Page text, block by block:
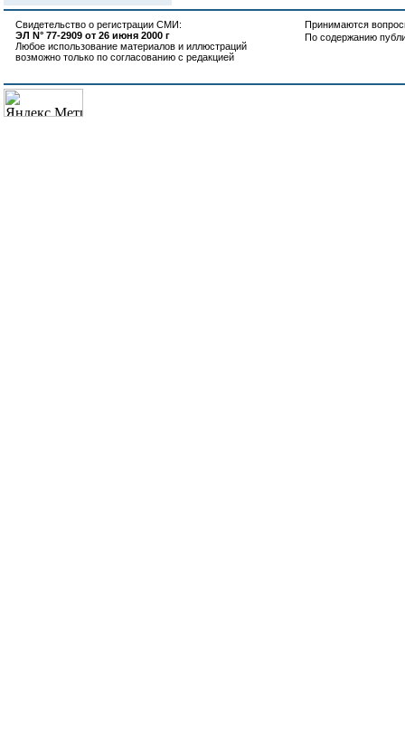
Свидетельство о регистрации СМИ:
ЭЛ N° 77-2909 от 26 июня 2000 г
Любое использование материалов и иллюстраций
возможно только по согласованию с редакцией
Принимаются
По содержанию